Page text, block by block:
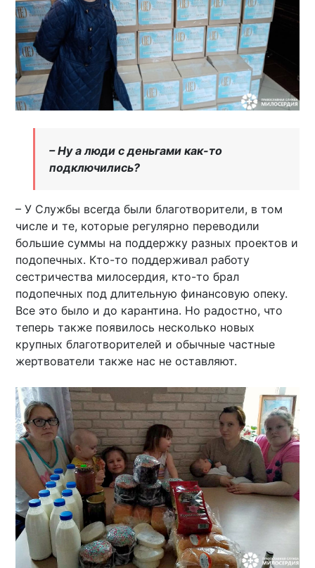
– Ну а люди с деньгами как-то
подключились?
– У Службы всегда были благотворители, в том
числе и те, которые регулярно переводили
большие суммы на поддержку разных проектов и
подопечных. Кто-то поддерживал работу
сестричества милосердия, кто-то брал
подопечных под длительную финансовую опеку.
Все это было и до карантина. Но радостно, что
теперь также появилось несколько новых
крупных благотворителей и обычные частные
жертвователи также нас не оставляют.